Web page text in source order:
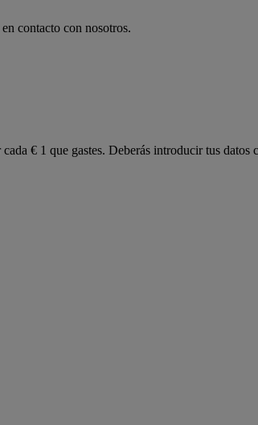
contacto con nosotros.
€ 1 que gastes. Deberás introducir tus